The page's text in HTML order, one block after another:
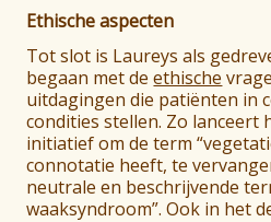
Ethische aspecten
Tot slot is Laureys als
begaan met deethische
uitdagingen die patiënten in
condities stellen. Zo lanceert
initiatief om de term
connotatie heeft, te
neutrale en beschrijvende
waaksyndroom”. Ook in het